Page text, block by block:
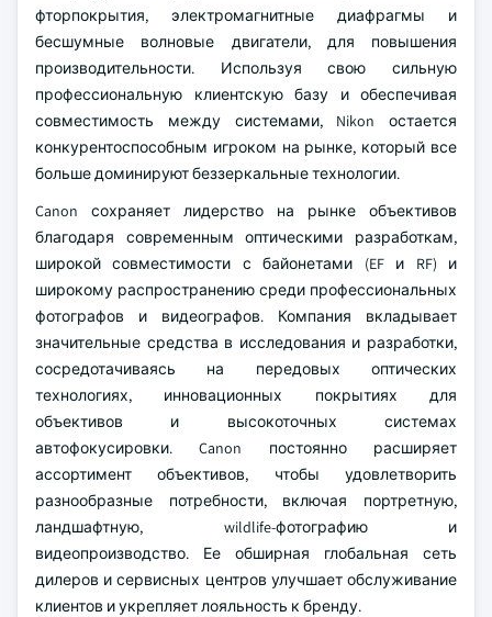
фторпокрытия, электромагнитные диафрагмы и
бесшумные волновые двигатели, для повышения
производительности. Используя свою сильную
профессиональную клиентскую базу и обеспечивая
совместимость между системами, Nikon остается
конкурентоспособным игроком на рынке, который все
больше доминируют беззеркальные технологии.
Canon сохраняет лидерство на рынке объективов
благодаря современным оптическими разработкам,
широкой совместимости с байонетами (EF и RF) и
широкому распространению среди профессиональных
фотографов и видеографов. Компания вкладывает
значительные средства в исследования и разработки,
сосредотачиваясь на передовых оптических
технологиях, инновационных покрытиях для
объективов и высокоточных системах
автофокусировки. Canon постоянно расширяет
ассортимент объективов, чтобы удовлетворить
разнообразные потребности, включая портретную,
ландшафтную, wildlife-фотографию и
видеопроизводство. Ее обширная глобальная сеть
дилеров и сервисных центров улучшает обслуживание
клиентов и укрепляет лояльность к бренду.